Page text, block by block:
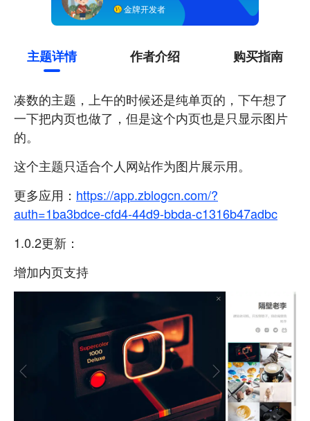
金牌开发者
主题详情 作者介绍 购买指南
凑数的主题，上午的时候还是纯单页的，下午想了
一下把内页也做了，但是这个内页也是只显示图片
的。
这个主题只适合个人网站作为图片展示用。
更多应用： https://app.zblogcn.com/?
auth=1ba3bdce-cfd4-44d9-bbda-c1316b47adbc
1.0.2更新：
增加内页支持